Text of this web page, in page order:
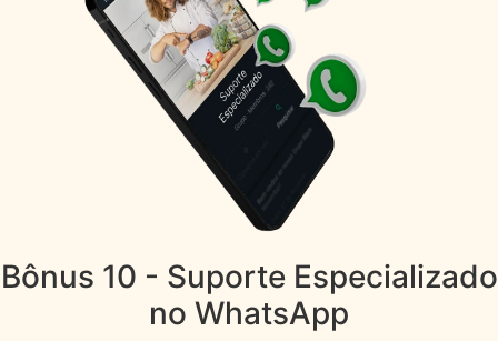
Bônus 10 - Suporte Especializado
no WhatsApp